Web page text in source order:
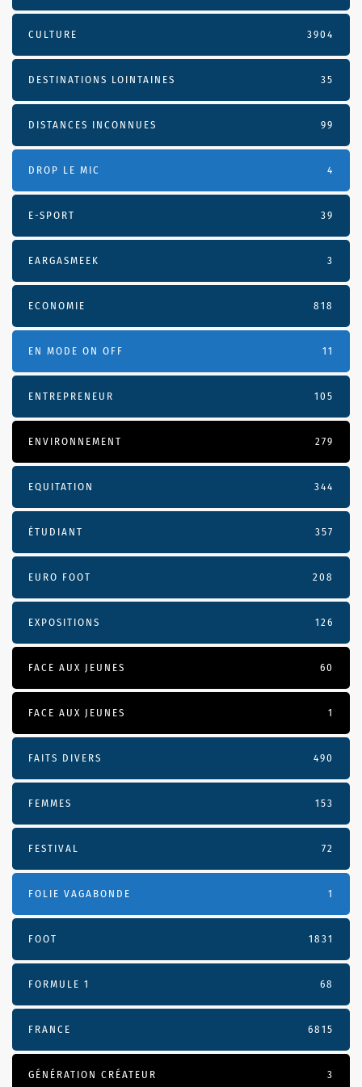
CULTURE 3904
DESTINATIONS LOINTAINES 35
DISTANCES INCONNUES 99
DROP LE MIC 4
E-SPORT 39
EARGASMEEK 3
ECONOMIE 818
EN MODE ON OFF 11
ENTREPRENEUR 105
ENVIRONNEMENT 279
EQUITATION 344
ÉTUDIANT 357
EURO FOOT 208
EXPOSITIONS 126
FACE AUX JEUNES 60
FACE AUX JEUNES 1
FAITS DIVERS 490
FEMMES 153
FESTIVAL 72
FOLIE VAGABONDE 1
FOOT 1831
FORMULE 1 68
FRANCE 6815
GÉNÉRATION CRÉATEUR 3